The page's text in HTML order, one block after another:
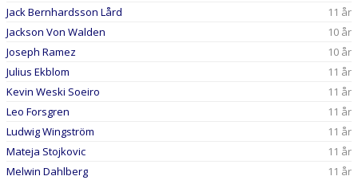
Jack Bernhardsson Lård
11 år
Jackson Von Walden
10 år
Joseph Ramez
10 år
Julius Ekblom
11 år
Kevin Weski Soeiro
11 år
Leo Forsgren
11 år
Ludwig Wingström
11 år
Mateja Stojkovic
11 år
Melwin Dahlberg
11 år